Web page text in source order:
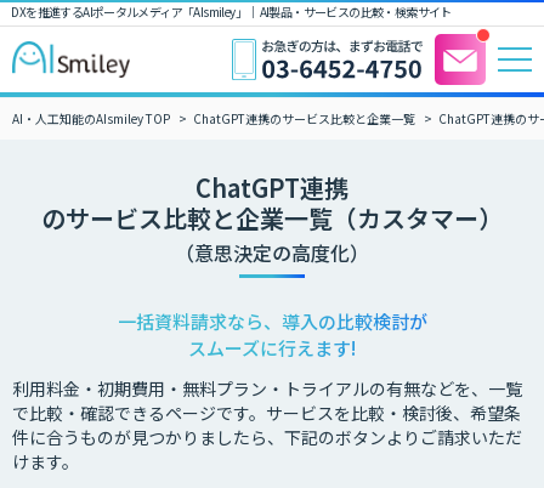
DXを推進するAIポータルメディア「AIsmiley」｜ AI製品・サービスの比較・検索サイト
AI・人工知能のAIsmiley TOP ChatGPT連携のサービス比較と企業一覧 ChatGPT連携のサ
ChatGPT連携
のサービス比較と企業一覧（カスタマー）
（意思決定の高度化）
一括資料請求なら、導入の比較検討が
スムーズに行えます!
利用料金・初期費用・無料プラン・トライアルの有無などを、一覧
で比較・確認できるページです。サービスを比較・検討後、希望条
件に合うものが見つかりましたら、下記のボタンよりご請求いただ
けます。